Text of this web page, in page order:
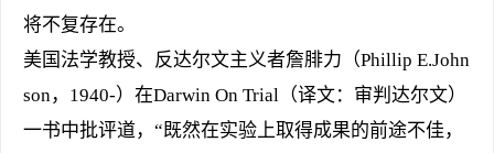
将不复存在。
美国法学教授、反达尔文主义者詹腓力（Phillip E.John
son，1940-）在Darwin On Trial（译文：审判达尔文）
一书中批评道，“既然在实验上取得成果的前途不佳，